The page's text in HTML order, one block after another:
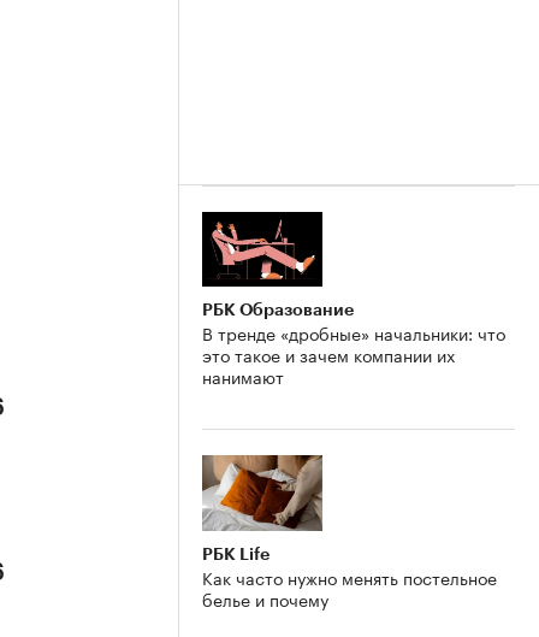
РБК Образование
В тренде «дробные» начальники: что
это такое и зачем компании их
нанимают
РБК Life
Как часто нужно менять постельное
белье и почему